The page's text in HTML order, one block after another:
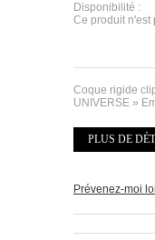
Disponibilité :
Ce produit n'est
Coque rigide
UNIVERSE »
PLUS DE
Prévenez-moi